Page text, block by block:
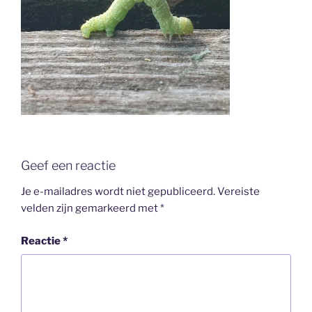
Geef een reactie
Je e-mailadres wordt niet gepubliceerd.Vereiste
velden zijn gemarkeerd met*
Reactie*